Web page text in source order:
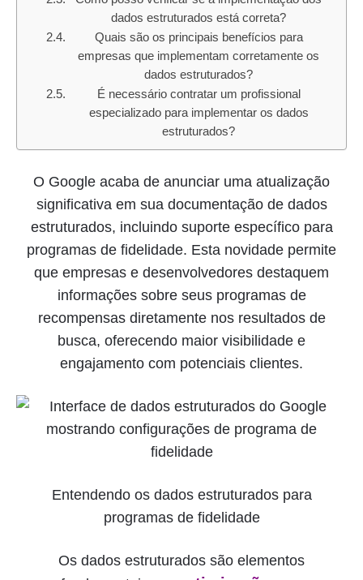
dados estruturados está correta?
Quais são os principais benefícios para
empresas que implementam corretamente os
dados estruturados?
É necessário contratar um profissional
especializado para implementar os dados
estruturados?
O Google acaba de anunciar uma atualização
significativa em sua documentação de dados
estruturados, incluindo suporte específico para
programas de fidelidade. Esta novidade permite
que empresas e desenvolvedores destaquem
informações sobre seus programas de
recompensas diretamente nos resultados de
busca, oferecendo maior visibilidade e
engajamento com potenciais clientes.
Entendendo os dados estruturados para
programas de fidelidade
Os dados estruturados são elementos